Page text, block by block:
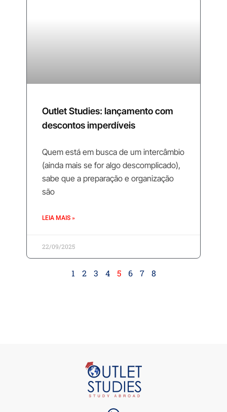
Outlet Studies: lançamento com
descontos imperdíveis
Quem está em busca de um intercâmbio
(ainda mais se for algo descomplicado),
sabe que a preparação e organização
são
LEIA MAIS »
22/09/2025
1 2 3 4 5 6 7 8